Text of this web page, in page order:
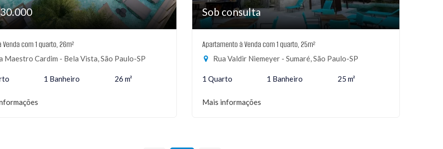
Venda com 1 quarto, 26m²
Maestro Cardim - Bela Vista, São Paulo-SP
1 Banheiro 26 m²
Sob consulta
Apartamento à Venda com 1 quarto, 25m²
Rua Valdir Niemeyer - Sumaré, São Paulo-SP
1 Quarto 1 Banheiro 25 m²
Mais informações